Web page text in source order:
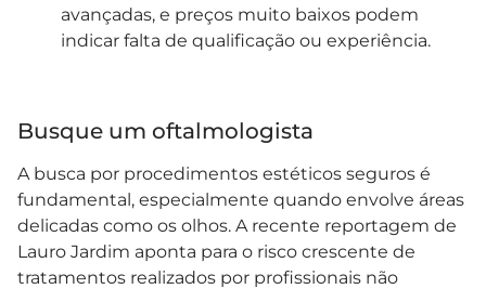
avançadas, e preços muito baixos podem
indicar falta de qualificação ou experiência.
Busque um oftalmologista
A busca por procedimentos estéticos seguros é
fundamental, especialmente quando envolve áreas
delicadas como os olhos. A recente reportagem de
Lauro Jardim aponta para o risco crescente de
tratamentos realizados por profissionais não